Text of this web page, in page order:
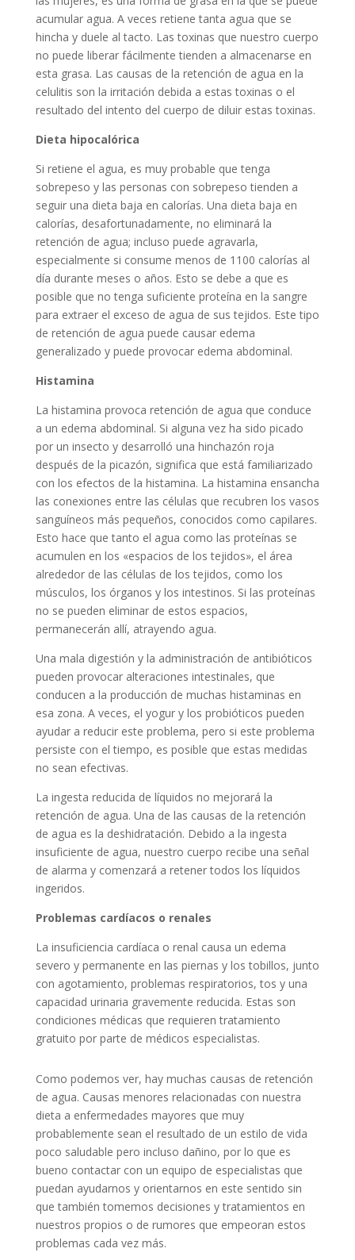
acumular agua. A veces retiene tanta agua que se
hincha y duele al tacto. Las toxinas que nuestro cuerpo
no puede liberar fácilmente tienden a almacenarse en
esta grasa. Las causas de la retención de agua en la
celulitis son la irritación debida a estas toxinas o el
resultado del intento del cuerpo de diluir estas toxinas.
Dieta hipocalórica
Si retiene el agua, es muy probable que tenga
sobrepeso y las personas con sobrepeso tienden a
seguir una dieta baja en calorías. Una dieta baja en
calorías, desafortunadamente, no eliminará la
retención de agua; incluso puede agravarla,
especialmente si consume menos de 1100 calorías al
día durante meses o años. Esto se debe a que es
posible que no tenga suficiente proteína en la sangre
para extraer el exceso de agua de sus tejidos. Este tipo
de retención de agua puede causar edema
generalizado y puede provocar edema abdominal.
Histamina
La histamina provoca retención de agua que conduce
a un edema abdominal. Si alguna vez ha sido picado
por un insecto y desarrolló una hinchazón roja
después de la picazón, significa que está familiarizado
con los efectos de la histamina. La histamina ensancha
las conexiones entre las células que recubren los vasos
sanguíneos más pequeños, conocidos como capilares.
Esto hace que tanto el agua como las proteínas se
acumulen en los «espacios de los tejidos», el área
alrededor de las células de los tejidos, como los
músculos, los órganos y los intestinos. Si las proteínas
no se pueden eliminar de estos espacios,
permanecerán allí, atrayendo agua.
Una mala digestión y la administración de antibióticos
pueden provocar alteraciones intestinales, que
conducen a la producción de muchas histaminas en
esa zona. A veces, el yogur y los probióticos pueden
ayudar a reducir este problema, pero si este problema
persiste con el tiempo, es posible que estas medidas
no sean efectivas.
La ingesta reducida de líquidos no mejorará la
retención de agua. Una de las causas de la retención
de agua es la deshidratación. Debido a la ingesta
insuficiente de agua, nuestro cuerpo recibe una señal
de alarma y comenzará a retener todos los líquidos
ingeridos.
Problemas cardíacos o renales
La insuficiencia cardíaca o renal causa un edema
severo y permanente en las piernas y los tobillos, junto
con agotamiento, problemas respiratorios, tos y una
capacidad urinaria gravemente reducida. Estas son
condiciones médicas que requieren tratamiento
gratuito por parte de médicos especialistas.
Como podemos ver, hay muchas causas de retención
de agua. Causas menores relacionadas con nuestra
dieta a enfermedades mayores que muy
probablemente sean el resultado de un estilo de vida
poco saludable pero incluso dañino, por lo que es
bueno contactar con un equipo de especialistas que
puedan ayudarnos y orientarnos en este sentido sin
que también tomemos decisiones y tratamientos en
nuestros propios o de rumores que empeoran estos
problemas cada vez más.